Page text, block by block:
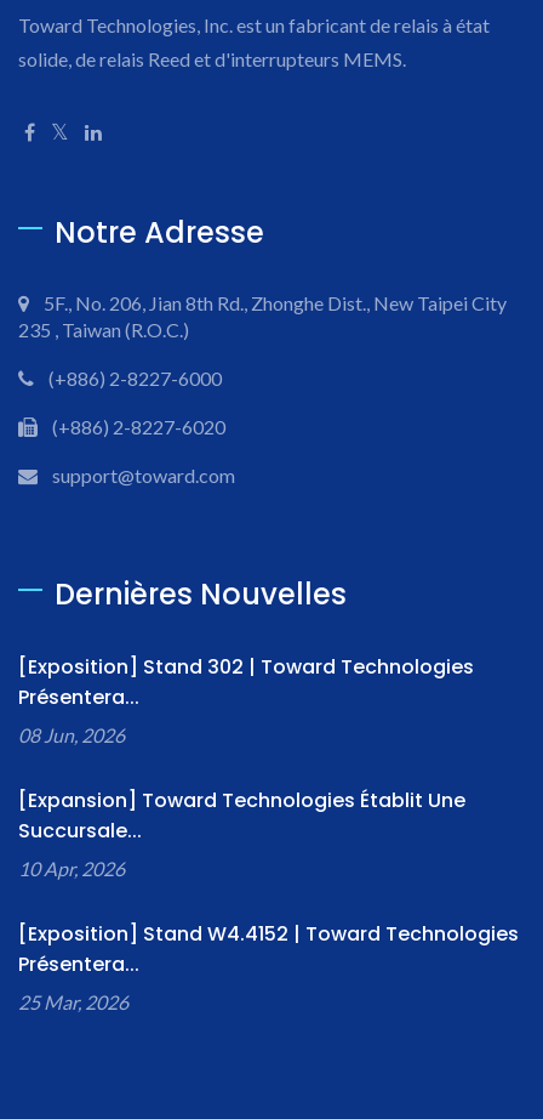
Toward Technologies, Inc. est un fabricant de relais à état
solide, de relais Reed et d'interrupteurs MEMS.
Notre Adresse
5F., No. 206, Jian 8th Rd., Zhonghe Dist., New Taipei City
235 , Taiwan (R.O.C.)
(+886) 2-8227-6000
(+886) 2-8227-6020
support@toward.com
Dernières Nouvelles
[Exposition] Stand 302 | Toward Technologies
Présentera...
08 Jun, 2026
[Expansion] Toward Technologies Établit Une
Succursale...
10 Apr, 2026
[Exposition] Stand W4.4152 | Toward Technologies
Présentera...
25 Mar, 2026